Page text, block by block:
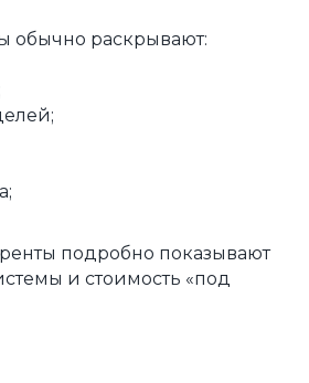
обычно раскрывают:
подробно показывают
и стоимость «под